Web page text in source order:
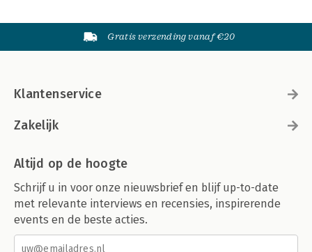
Gratis verzending vanaf €20
Klantenservice
Zakelijk
Altijd op de hoogte
Schrijf u in voor onze nieuwsbrief en blijf up-to-date
met relevante interviews en recensies, inspirerende
events en de beste acties.